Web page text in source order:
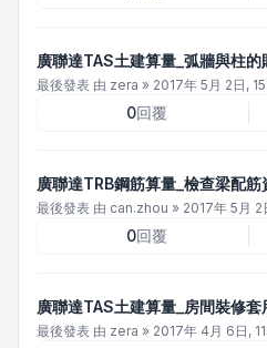
廣聯達TAS土建算量_弧牆與柱的
最後發表 由 zera » 2017年 5月 2日,
0回覆
廣聯達TRB鋼筋算量_檢查梁配筋
最後發表 由 can.zhou » 2017年 5月 2
0回覆
廣聯達TAS土建算量_房間裝修套
最後發表 由 zera » 2017年 4月 6日,